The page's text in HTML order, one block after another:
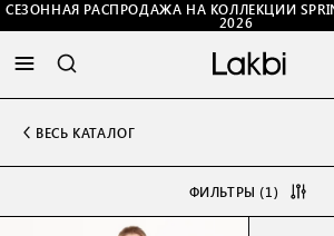
СЕЗОННАЯ РАСПРОДАЖА НА КОЛЛЕКЦИИ
2026
ВЕСЬ КАТАЛОГ
ФИЛЬТРЫ (1)